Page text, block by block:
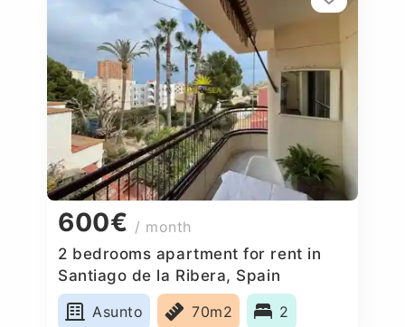
600€ / month
2 bedrooms apartment for rent in
Santiago de la Ribera, Spain
Asunto
70m2 2